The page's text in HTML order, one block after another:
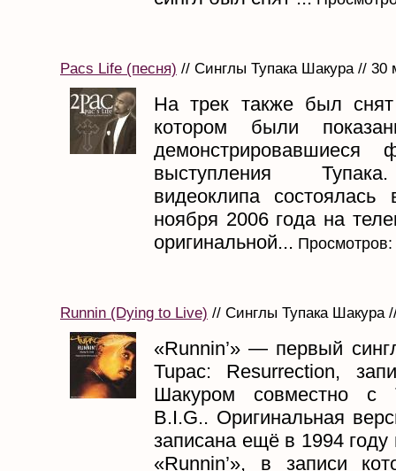
Pacs Life (песня) // Синглы Тупака Шакура // 30
На трек также был
котором были
демонстрировавшиеся
выступления
видеоклипа
ноября 2006 года на
оригинальной... Просмотров:
Runnin (Dying to Live) // Синглы Тупака Шакура
«Runnin’» — первый
Tupac: Resurrection,
Шакуром совместно с
B.I.G.. Оригинальная
записана ещё в 1994
«Runnin’», в записи